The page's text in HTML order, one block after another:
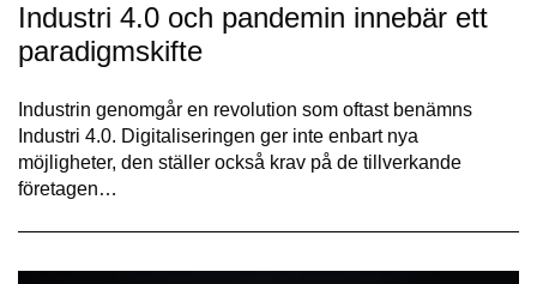
Industri 4.0 och pandemin innebär ett
paradigmskifte
Industrin genomgår en revolution som oftast benämns
Industri 4.0. Digitaliseringen ger inte enbart nya
möjligheter, den ställer också krav på de tillverkande
företagen…